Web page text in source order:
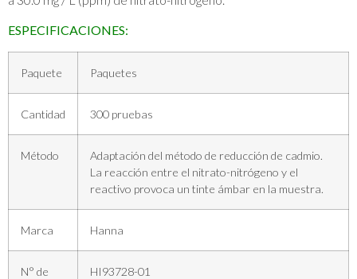
ESPECIFICACIONES:
Paquete Paquetes
Cantidad 300 pruebas
Método
Adaptación del método de reducción de cadmio.
La reacción entre el nitrato-nitrógeno y el
reactivo provoca un tinte ámbar en la muestra.
Marca Hanna
N° de
HI93728-01